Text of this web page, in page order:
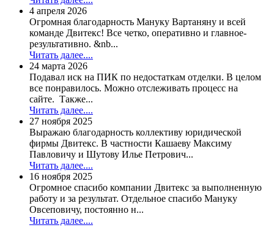
4 апреля 2026
Огромная благодарность Мануку Вартаняну и всей
команде Двитекс! Все четко, оперативно и главное-
результативно. &nb...
Читать далее....
24 марта 2026
Подавал иск на ПИК по недостаткам отделки. В целом
все понравилось. Можно отслеживать процесс на
сайте. Также...
Читать далее....
27 ноября 2025
Выражаю благодарность коллективу юридической
фирмы Двитекс. В частности Кашаеву Максиму
Павловичу и Шутову Илье Петрович...
Читать далее....
16 ноября 2025
Огромное спасибо компании Двитекс за выполненную
работу и за результат. Отдельное спасибо Мануку
Овсеповичу, постоянно н...
Читать далее....